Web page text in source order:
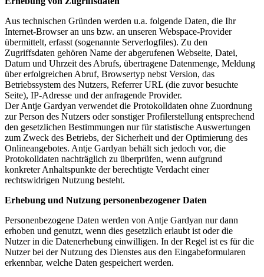
Aus technischen Gründen werden u.a. folgende Daten, die Ihr
Internet-Browser an uns bzw. an unseren Webspace-Provider
übermittelt, erfasst (sogenannte Serverlogfiles). Zu den
Zugriffsdaten gehören Name der abgerufenen Webseite, Datei,
Datum und Uhrzeit des Abrufs, übertragene Datenmenge, Meldung
über erfolgreichen Abruf, Browsertyp nebst Version, das
Betriebssystem des Nutzers, Referrer URL (die zuvor besuchte
Seite), IP-Adresse und der anfragende Provider.
Der Antje Gardyan verwendet die Protokolldaten ohne Zuordnung
zur Person des Nutzers oder sonstiger Profilerstellung entsprechend
den gesetzlichen Bestimmungen nur für statistische Auswertungen
zum Zweck des Betriebs, der Sicherheit und der Optimierung des
Onlineangebotes. Antje Gardyan behält sich jedoch vor, die
Protokolldaten nachträglich zu überprüfen, wenn aufgrund
konkreter Anhaltspunkte der berechtigte Verdacht einer
rechtswidrigen Nutzung besteht.
Erhebung und Nutzung personenbezogener Daten
Personenbezogene Daten werden von Antje Gardyan nur dann
erhoben und genutzt, wenn dies gesetzlich erlaubt ist oder die
Nutzer in die Datenerhebung einwilligen. In der Regel ist es für die
Nutzer bei der Nutzung des Dienstes aus den Eingabeformularen
erkennbar, welche Daten gespeichert werden.